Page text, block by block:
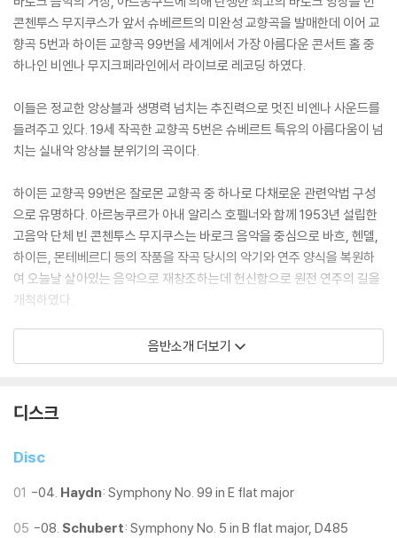
콘첸투스 무지쿠스가 앞서 슈베르트의 미완성 교향곡을 발매한데 이어 교
향곡 5번과 하이든 교향곡 99번을 세계에서 가장 아름다운 콘서트 홀 중
하나인 비엔나 무지크페라인에서 라이브로 레코딩 하였다.
이들은 정교한 앙상블과 생명력 넘치는 추진력으로 멋진 비엔나 사운드를
들려주고 있다. 19세 작곡한 교향곡 5번은 슈베르트 특유의 아름다움이 넘
치는 실내악 앙상블 분위기의 곡이다.
하이든 교향곡 99번은 잘로몬 교향곡 중 하나로 다채로운 관련악법 구성
으로 유명하다. 아르농쿠르가 아내 알리스 호펠너와 함께 1953년 설립한
고음악 단체 빈 콘첸투스 무지쿠스는 바로크 음악을 중심으로 바흐, 헨델,
하이든, 몬테베르디 등의 작품을 작곡 당시의 악기와 연주 양식을 복원하
여 오늘날 살아있는 음악으로 재창조하는데 헌신함으로 원전 연주의 길을
개척하였다.
현재는 슈테판 고트프리트, 막시밀리안 아르농쿠르, 에리히 회바르트가
함께 운영하고 있다.
음반소개 더보기
디스크
Disc
01 -04. Haydn: Symphony No. 99 in E flat major
05 -08. Schubert: Symphony No. 5 in B flat major, D485